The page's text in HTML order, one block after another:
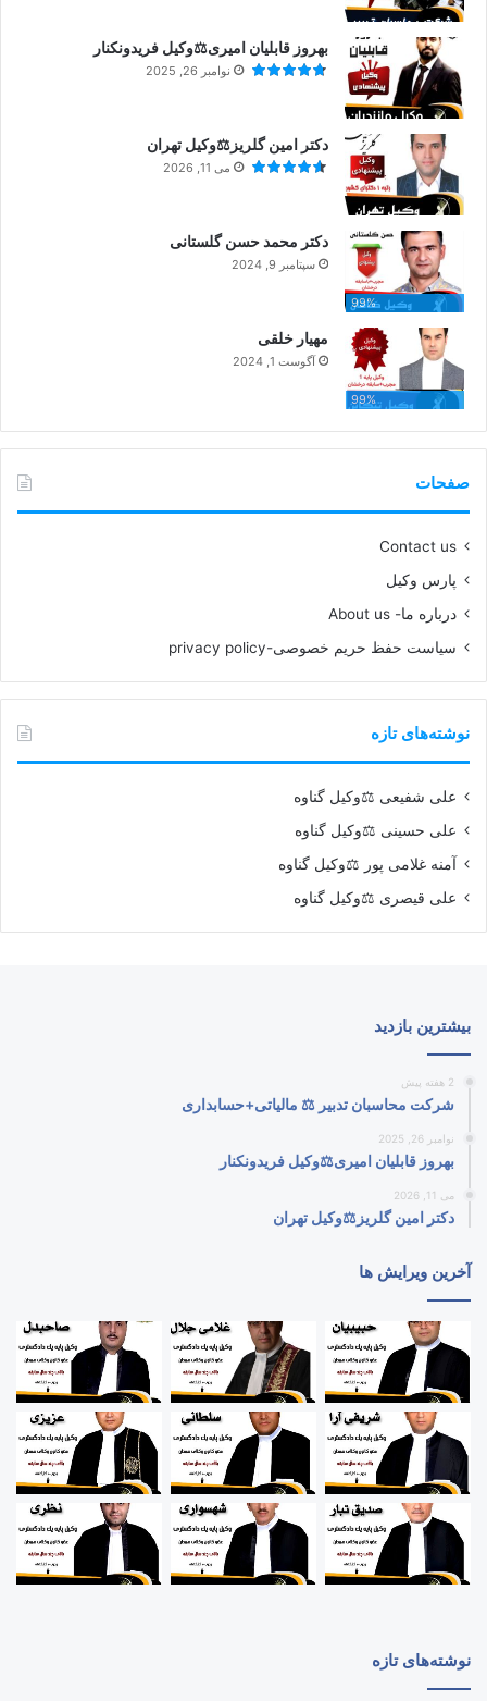
بهروز قابلیان امیری⚖️وکیل فریدونکنار
نوامبر 26, 2025
دکتر امین گلریز⚖️وکیل تهران
می 11, 2026
99%
دکتر محمد حسن گلستانی
سپتامبر 9, 2024
99%
مهیار خلقی
آگوست 1, 2024
صفحات
Contact us
پارس وکیل
درباره ما- About us
سیاست حفظ حریم خصوصی-privacy policy
نوشته‌های تازه
علی شفیعی ⚖️وکیل گناوه
علی حسینی ⚖️وکیل گناوه
آمنه غلامی پور ⚖️وکیل گناوه
علی قیصری ⚖️وکیل گناوه
بیشترین بازدید
2 هفته پیش
شرکت محاسبان تدبیر ⚖️ مالیاتی+حسابداری
نوامبر 26, 2025
بهروز قابلیان امیری⚖️وکیل فریدونکنار
می 11, 2026
دکتر امین گلریز⚖️وکیل تهران
آخرین ویرایش ها
نوشته‌های تازه